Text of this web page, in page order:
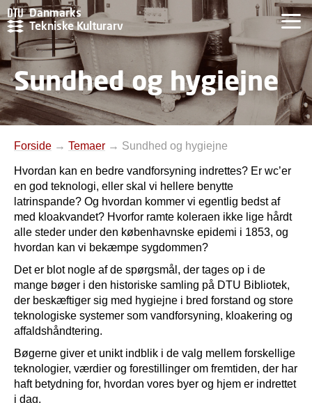
Danmarks
Tekniske Kulturarv
Sundhed og hygiejne
Forside → Temaer → Sundhed og hygiejne
Hvordan kan en bedre vandforsyning indrettes? Er wc’er
en god teknologi, eller skal vi hellere benytte
latrinspande? Og hvordan kommer vi egentlig bedst af
med kloakvandet? Hvorfor ramte koleraen ikke lige hårdt
alle steder under den københavnske epidemi i 1853, og
hvordan kan vi bekæmpe sygdommen?
Det er blot nogle af de spørgsmål, der tages op i de
mange bøger i den historiske samling på DTU Bibliotek,
der beskæftiger sig med hygiejne i bred forstand og store
teknologiske systemer som vandforsyning, kloakering og
affaldshåndtering.
Bøgerne giver et unikt indblik i de valg mellem forskellige
teknologier, værdier og forestillinger om fremtiden, der har
haft betydning for, hvordan vores byer og hjem er indrettet
i dag.